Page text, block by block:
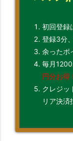
初回登録
登録3分
余ったポ
毎月1200
円分お得
クレジッ
リア決済